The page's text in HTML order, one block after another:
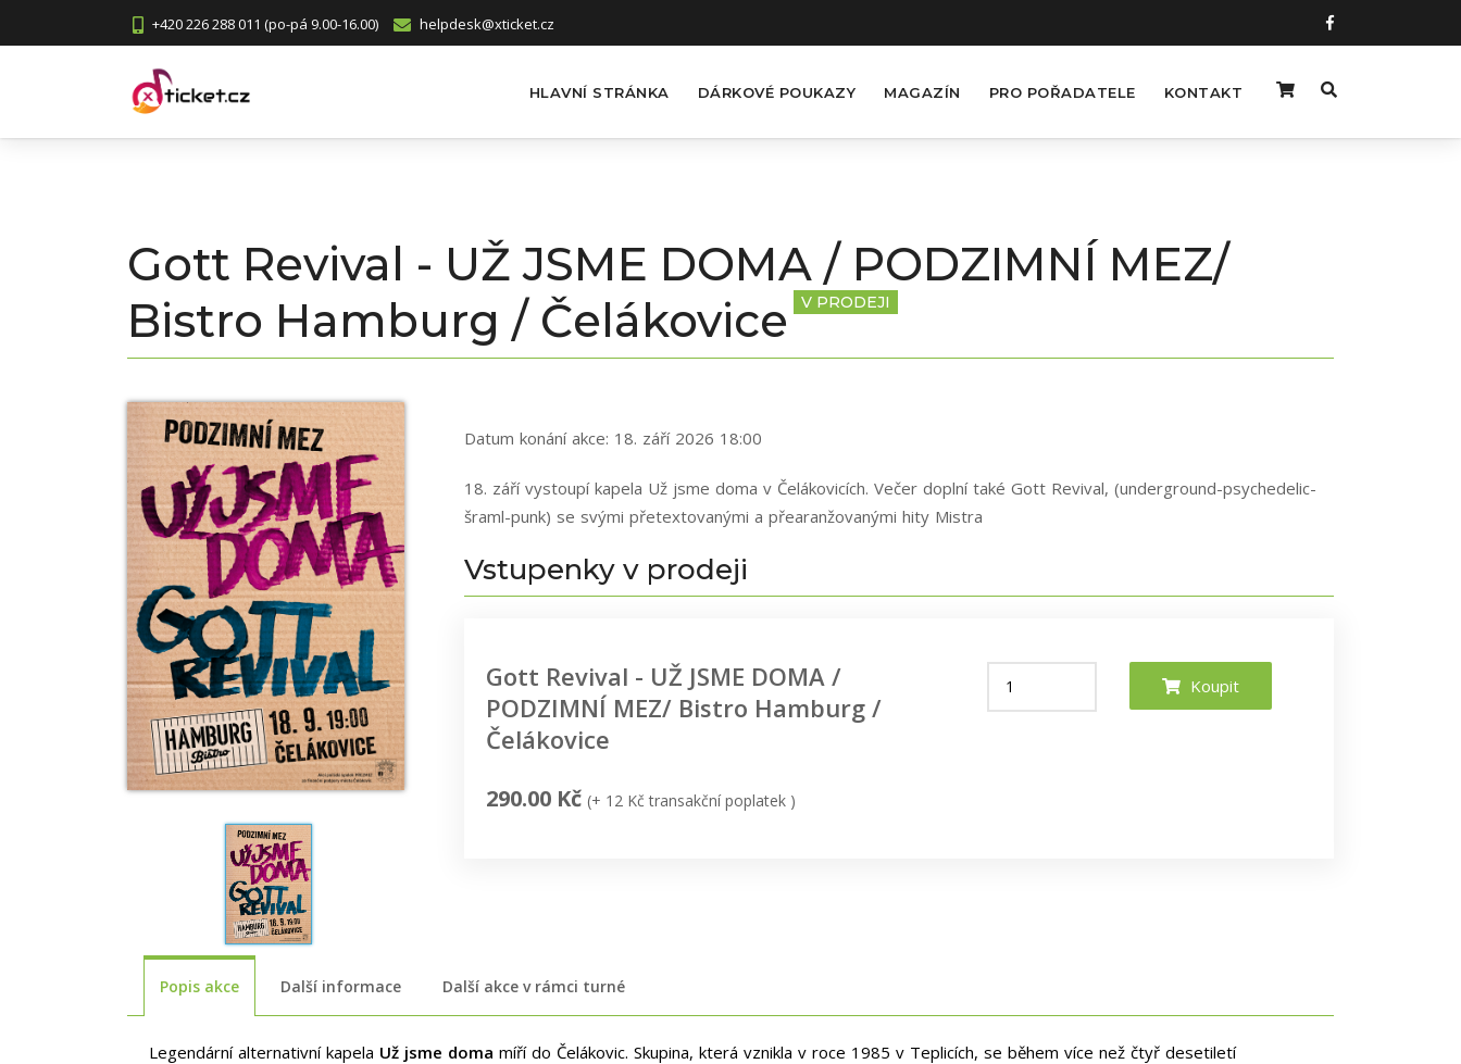
+420 226 288 011 (po-pá 9.00-16.00) helpdesk@xticket.cz
HLAVNÍ STRÁNKA DÁRKOVÉ POUKAZY MAGAZÍN PRO POŘADATELE KONTAKT
Gott Revival - UŽ JSME DOMA / PODZIMNÍ MEZ/
Bistro Hamburg / Čelákovice
V PRODEJI
Datum konání akce: 18. září 2026 18:00
18. září vystoupí kapela Už jsme doma v Čelákovicích. Večer doplní také Gott Revival, (underground-psychedelic-
šraml-punk) se svými přetextovanými a přearanžovanými hity Mistra
Vstupenky v prodeji
Gott Revival - UŽ JSME DOMA /
PODZIMNÍ MEZ/ Bistro Hamburg /
Čelákovice
290.00 Kč (+ 12 Kč transakční poplatek )
Koupit
Popis akce Další informace Další akce v rámci turné
Legendární alternativní kapela Už jsme doma míří do Čelákovic. Skupina, která vznikla v roce 1985 v Teplicích, se během více než čtyř desetiletí